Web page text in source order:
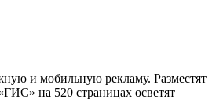
и мобильную рекламу. Разместят
на 520 страницах осветят